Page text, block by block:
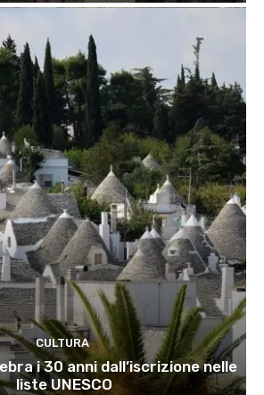
CULTURA
i 30 anni dall’iscrizione nelle
liste UNESCO